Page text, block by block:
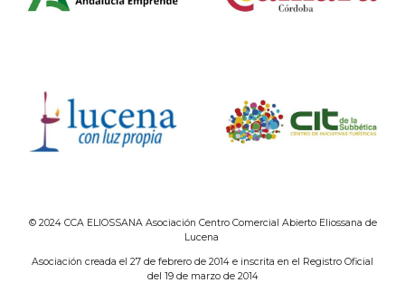
© 2024 CCA ELIOSSANA Asociación Centro Comercial Abierto Eliossana de
Lucena
Asociación creada el 27 de febrero de 2014 e inscrita en el Registro Oficial
del 19 de marzo de 2014